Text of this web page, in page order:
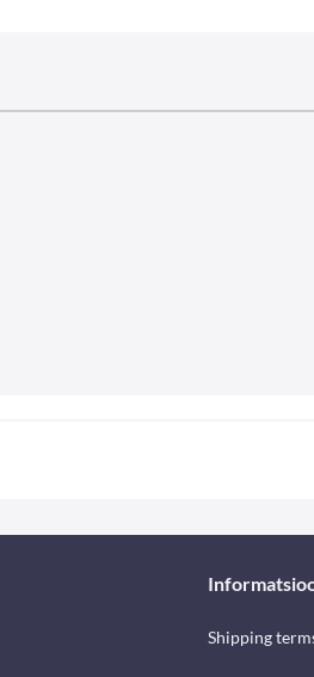
Shipping